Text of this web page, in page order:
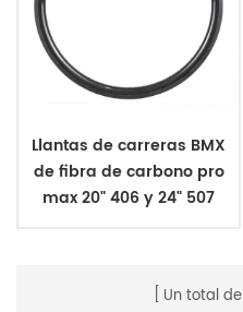
Llantas de carreras BMX
de fibra de carbono pro
max 20" 406 y 24" 507
Un total de